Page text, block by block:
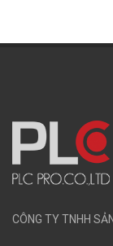
CÔNG TY TNHH